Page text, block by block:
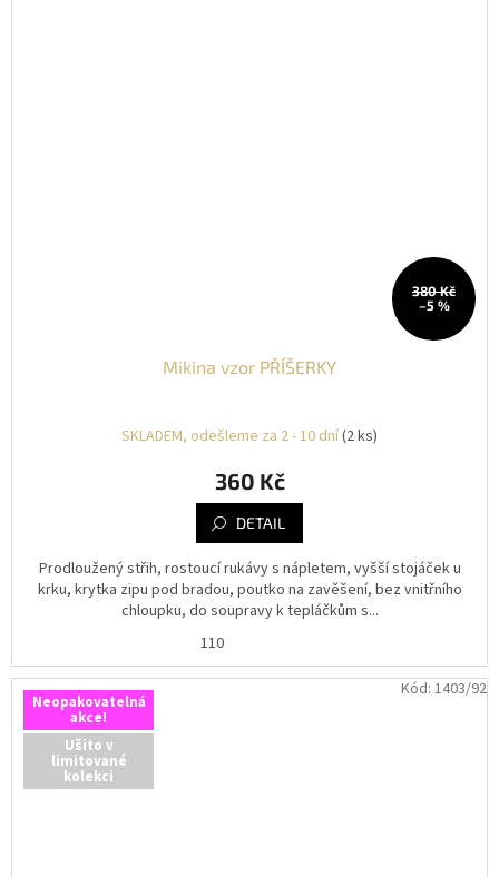
380 Kč
–5 %
Mikina vzor PŘÍŠERKY
SKLADEM, odešleme za 2 - 10 dní(2 ks)
360 Kč
DETAIL
Prodloužený střih, rostoucí rukávy s nápletem, vyšší stojáček u
krku, krytka zipu pod bradou, poutko na zavěšení, bez vnitřního
chloupku, do soupravy k tepláčkům s...
110
Neopakovatelná
akce!
Ušito v
limitované
kolekci
Kód: 1403/92